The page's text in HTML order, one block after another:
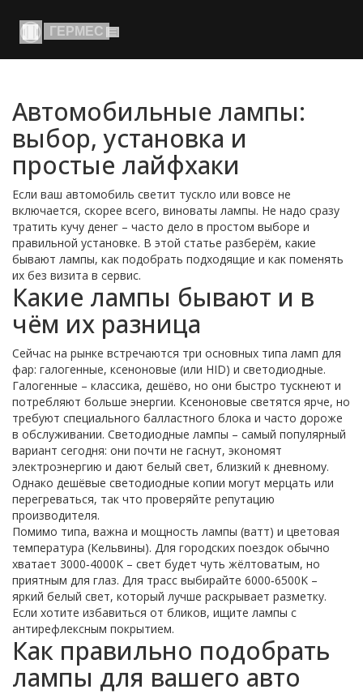
Автомобильные лампы:
выбор, установка и
простые лайфхаки
Если ваш автомобиль светит тускло или вовсе не
включается, скорее всего, виноваты лампы. Не надо сразу
тратить кучу денег – часто дело в простом выборе и
правильной установке. В этой статье разберём, какие
бывают лампы, как подобрать подходящие и как поменять
их без визита в сервис.
Какие лампы бывают и в
чём их разница
Сейчас на рынке встречаются три основных типа ламп для
фар: галогенные, ксеноновые (или HID) и светодиодные.
Галогенные – классика, дешёво, но они быстро тускнеют и
потребляют больше энергии. Ксеноновые светятся ярче, но
требуют специального балластного блока и часто дороже
в обслуживании. Светодиодные лампы – самый популярный
вариант сегодня: они почти не гаснут, экономят
электроэнергию и дают белый свет, близкий к дневному.
Однако дешёвые светодиодные копии могут мерцать или
перегреваться, так что проверяйте репутацию
производителя.
Помимо типа, важна и мощность лампы (ватт) и цветовая
температура (Кельвины). Для городских поездок обычно
хватает 3000‑4000K – свет будет чуть жёлтоватым, но
приятным для глаз. Для трасс выбирайте 6000‑6500K –
яркий белый свет, который лучше раскрывает разметку.
Если хотите избавиться от бликов, ищите лампы с
антирефлексным покрытием.
Как правильно подобрать
лампы для вашего авто